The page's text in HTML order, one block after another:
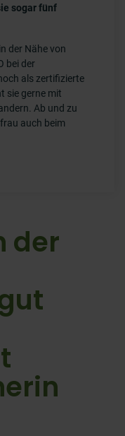
sogar fünf
der Nähe von
bei der
als zertifizierte
sie gerne mit
Ab und zu
auch beim
der